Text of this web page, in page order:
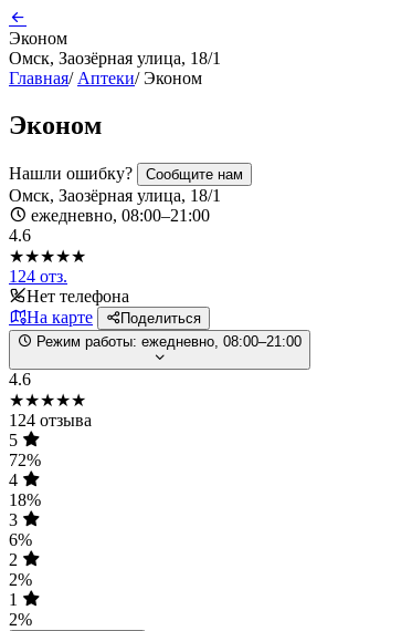
Эконом
Омск, Заозёрная улица, 18/1
Главная/ Аптеки/ Эконом
Эконом
Нашли ошибку? Сообщите нам
Омск, Заозёрная улица, 18/1
ежедневно, 08:00–21:00
4.6
★★★★★
124 отз.
Нет телефона
На карте
Поделиться
Режим работы: ежедневно, 08:00–21:00
4.6
★★★★★
124 отзыва
5
72%
4
18%
3
6%
2
2%
1
2%